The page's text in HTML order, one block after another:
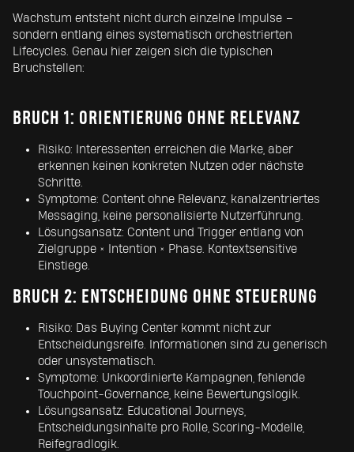
Wachstum entsteht nicht durch einzelne Impulse –
sondern entlang eines systematisch orchestrierten
Lifecycles. Genau hier zeigen sich die typischen
Bruchstellen:
BRUCH 1: ORIENTIERUNG OHNE RELEVANZ
Risiko: Interessenten erreichen die Marke, aber
erkennen keinen konkreten Nutzen oder nächste
Schritte.
Symptome: Content ohne Relevanz, kanalzentriertes
Messaging, keine personalisierte Nutzerführung.
Lösungsansatz: Content und Trigger entlang von
Zielgruppe × Intention × Phase. Kontextsensitive
Einstiege.
BRUCH 2: ENTSCHEIDUNG OHNE STEUERUNG
Risiko: Das Buying Center kommt nicht zur
Entscheidungsreife. Informationen sind zu generisch
oder unsystematisch.
Symptome: Unkoordinierte Kampagnen, fehlende
Touchpoint-Governance, keine Bewertungslogik.
Lösungsansatz: Educational Journeys,
Entscheidungsinhalte pro Rolle, Scoring-Modelle,
Reifegradlogik.